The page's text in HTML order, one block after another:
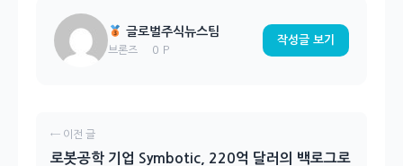
글로벌주식뉴스팀
브론즈 0 P
작성글 보기
← 이전 글
로봇공학 기업 Symbotic, 220억 달러의 백로그로